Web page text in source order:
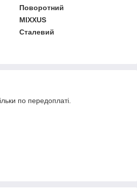
Поворотний
MIXXUS
Сталевий
по передоплаті.